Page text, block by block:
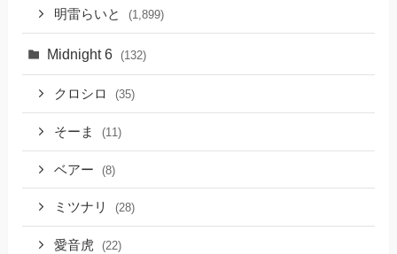
明雷らいと (1,899)
Midnight 6 (132)
クロシロ (35)
そーま (11)
ベアー (8)
ミツナリ (28)
愛音虎 (22)